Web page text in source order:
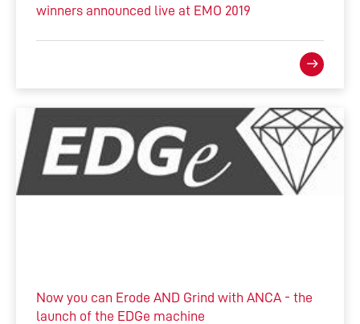
winners announced live at EMO 2019
Now you can Erode AND Grind with ANCA - the
launch of the EDGe machine